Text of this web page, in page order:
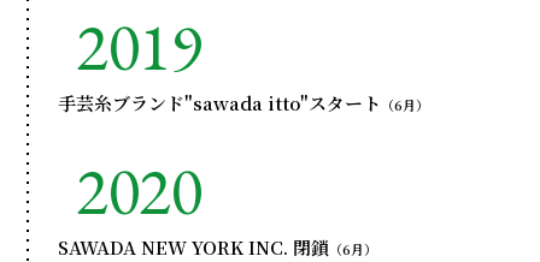
2019
手芸糸ブランド"sawada itto"スタート （6月）
2020
SAWADA NEW YORK INC. 閉鎖 （6月）